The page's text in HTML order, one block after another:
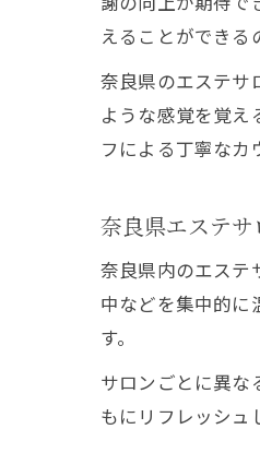
えることができる
奈良県のエステサ
ような感覚を覚え
フによる丁寧なカ
奈良県エステ
奈良県内のエステ
中などを集中的に
す。
サロンごとに異な
もにリフレッシュ